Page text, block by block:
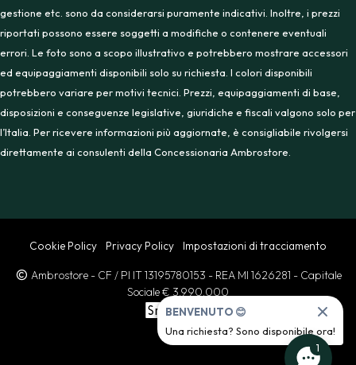
gestione etc. sono da considerarsi puramente indicativi. Inoltre, i prezzi
riportati possono essere soggetti a modifiche o contenere eventuali
errori. Le foto sono a scopo illustrativo e potrebbero mostrare accessori
ed equipaggiamenti disponibili solo su richiesta. I colori disponibili
potrebbero variare per motivi tecnici. Prezzi, equipaggiamenti di base,
disposizioni e conseguenze legislative, giuridiche e fiscali valgono solo per
l’Italia. Per ricevere informazioni più aggiornate, è consigliabile rivolgersi
direttamente ai consulenti della Concessionaria Ambrostore.
Cookie Policy Privacy Policy Impostazioni di tracciamento
Ambrostore - CF / PI IT 13195780153 - REA MI 1626281 - Capitale
Sociale € 3.990.000
1
BENVENUTO 😊
Una richiesta? Sono disponibile ora!